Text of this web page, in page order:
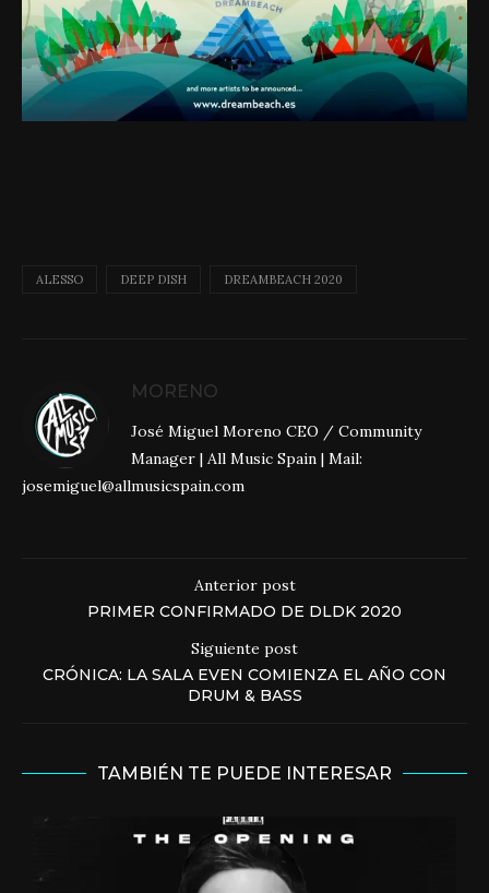
ALESSO DEEP DISH DREAMBEACH 2020
MORENO
José Miguel Moreno CEO / Community
Manager | All Music Spain | Mail:
josemiguel@allmusicspain.com
Anterior post
PRIMER CONFIRMADO DE DLDK 2020
Siguiente post
CRÓNICA: LA SALA EVEN COMIENZA EL AÑO CON
DRUM & BASS
TAMBIÉN TE PUEDE INTERESAR